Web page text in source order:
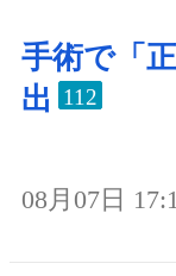
手術で「
出
112
08月07日